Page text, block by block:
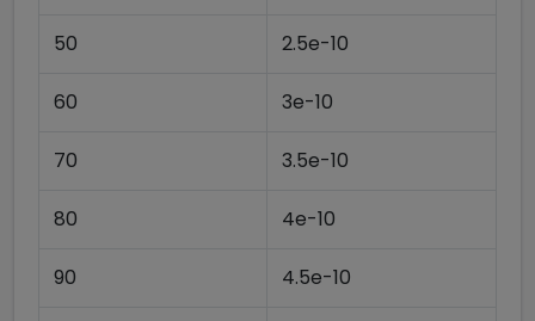
50 2.5e-10
60 3e-10
70 3.5e-10
80 4e-10
90 4.5e-10